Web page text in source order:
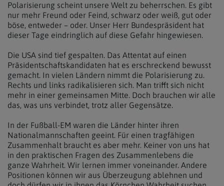
Polarisierung scheint unsere Welt zu beherrschen. Es gibt
nur mehr Freund oder Feind, schwarz oder weiß, gut oder
böse, entweder – oder. Unser Herr Bundespräsident hat
dieser Tage eindringlich auf diese Gefahr hingewiesen.
Die USA sind tief gespalten. Das Attentat auf einen
Präsidentschaftskandidaten hat es erschreckend bewusst
gemacht. In vielen Ländern nimmt die Polarisierung zu.
Rechts und links radikalisieren sich. Man trifft sich nicht
mehr in einer gemeinsamen Mitte. Doch brauchen wir alle
das, was uns verbindet, trotz aller Gegensätze.
In der Fußball-EM waren die Länder hinter ihren
Nationalmannschaften geeint. Für einen tragfähigen
Zusammenhalt braucht es aber mehr. Keiner von uns hat
in den praktischen Fragen des Zusammenlebens die
ganze Wahrheit. Wir lernen immer voneinander. Andere
Positionen können wir aus Überzeugung ablehnen und